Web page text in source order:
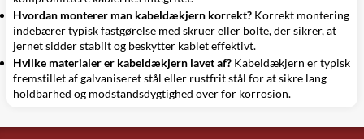
Hvordan monterer man kabeldækjern korrekt? Korrekt montering
indebærer typisk fastgørelse med skruer eller bolte, der sikrer, at
jernet sidder stabilt og beskytter kablet effektivt.
Hvilke materialer er kabeldækjern lavet af? Kabeldækjern er typisk
fremstillet af galvaniseret stål eller rustfrit stål for at sikre lang
holdbarhed og modstandsdygtighed over for korrosion.